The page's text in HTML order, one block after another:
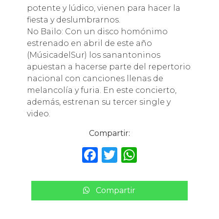
potente y lúdico, vienen para hacer la
fiesta y deslumbrarnos.
No Bailo: Con un disco homónimo
estrenado en abril de este año
(MúsicadelSur) los sanantoninos
apuestan a hacerse parte del repertorio
nacional con canciones llenas de
melancolía y furia. En este concierto,
además, estrenan su tercer single y
video.
Compartir:
F
c
e
T
it
te
W
a
ts
Compartir